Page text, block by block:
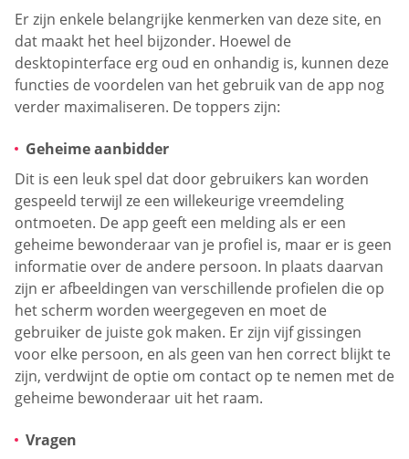
Er zijn enkele belangrijke kenmerken van deze site, en
dat maakt het heel bijzonder. Hoewel de
desktopinterface erg oud en onhandig is, kunnen deze
functies de voordelen van het gebruik van de app nog
verder maximaliseren. De toppers zijn:
Geheime aanbidder
Dit is een leuk spel dat door gebruikers kan worden
gespeeld terwijl ze een willekeurige vreemdeling
ontmoeten. De app geeft een melding als er een
geheime bewonderaar van je profiel is, maar er is geen
informatie over de andere persoon. In plaats daarvan
zijn er afbeeldingen van verschillende profielen die op
het scherm worden weergegeven en moet de
gebruiker de juiste gok maken. Er zijn vijf gissingen
voor elke persoon, en als geen van hen correct blijkt te
zijn, verdwijnt de optie om contact op te nemen met de
geheime bewonderaar uit het raam.
Vragen